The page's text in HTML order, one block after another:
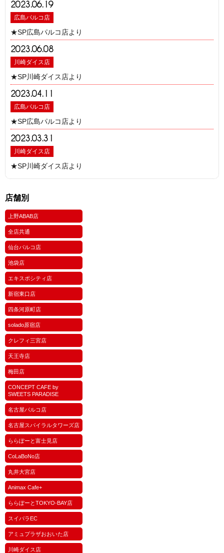
2023.06.19
広島パルコ店
★SP広島パルコ店より
2023.06.08
川崎ダイス店
★SP川崎ダイス店より
2023.04.11
広島パルコ店
★SP広島パルコ店より
2023.03.31
川崎ダイス店
★SP川崎ダイス店より
店舗別
上野ABAB店
全店共通
仙台パルコ店
池袋店
エキスポシティ店
新宿東口店
四条河原町店
solado原宿店
クレフィ三宮店
天王寺店
梅田店
CONCEPT CAFE by
SWEETS PARADISE
名古屋パルコ店
名古屋スパイラルタワーズ店
ららぽーと富士見店
CoLaBoNo店
丸井大宮店
Animax Cafe+
ららぽーとTOKYO-BAY店
スイパラEC
アミュプラザおおいた店
川崎ダイス店